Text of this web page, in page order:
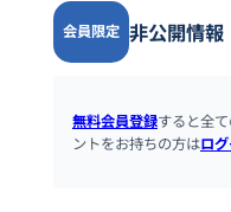
会員限定 非公開情報
無料会員登録すると全
ントをお持ちの方はロ